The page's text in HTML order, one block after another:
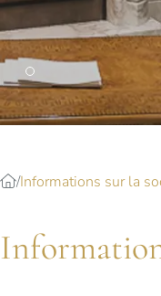
LUGANO
Hotel Splendide
Splendide Lifestyle
I Due Sud
Ristorante La
Informations sur la